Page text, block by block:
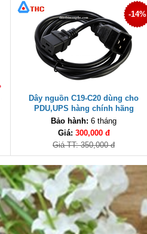
-14%
Dây nguồn C19-C20 dùng cho
PDU,UPS hàng chính hãng
Bảo hành: 6 tháng
Giá: 300,000 đ
Giá TT: 350,000 đ